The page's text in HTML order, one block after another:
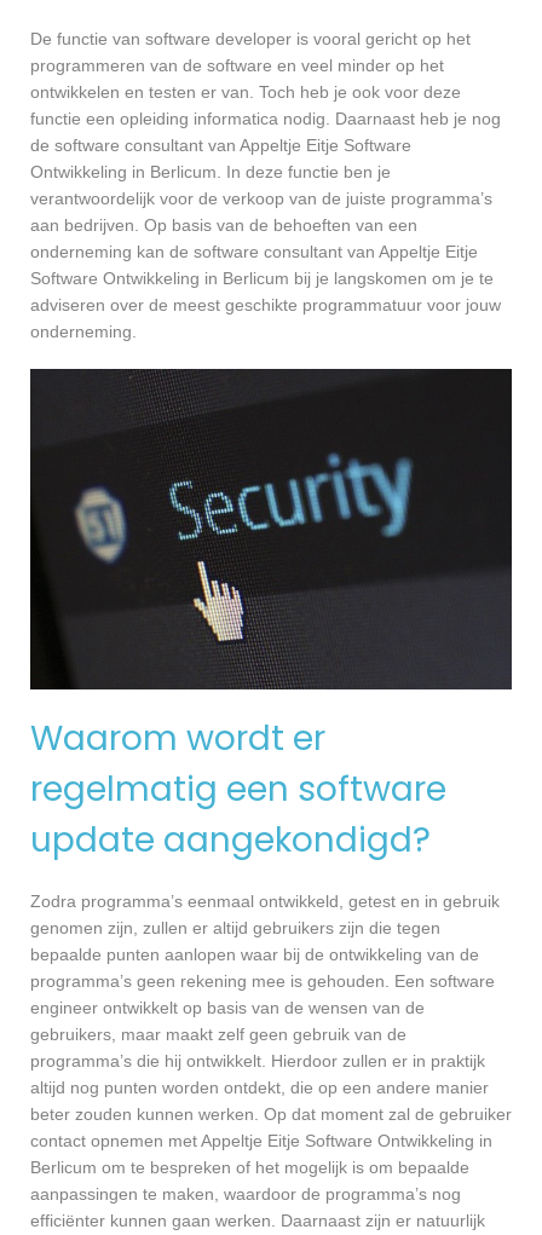
De functie van software developer is vooral gericht op het
programmeren van de software en veel minder op het
ontwikkelen en testen er van. Toch heb je ook voor deze
functie een opleiding informatica nodig. Daarnaast heb je nog
de software consultant van Appeltje Eitje Software
Ontwikkeling in Berlicum. In deze functie ben je
verantwoordelijk voor de verkoop van de juiste programma’s
aan bedrijven. Op basis van de behoeften van een
onderneming kan de software consultant van Appeltje Eitje
Software Ontwikkeling in Berlicum bij je langskomen om je te
adviseren over de meest geschikte programmatuur voor jouw
onderneming.
Waarom wordt er
regelmatig een software
update aangekondigd?
Zodra programma’s eenmaal ontwikkeld, getest en in gebruik
genomen zijn, zullen er altijd gebruikers zijn die tegen
bepaalde punten aanlopen waar bij de ontwikkeling van de
programma’s geen rekening mee is gehouden. Een software
engineer ontwikkelt op basis van de wensen van de
gebruikers, maar maakt zelf geen gebruik van de
programma’s die hij ontwikkelt. Hierdoor zullen er in praktijk
altijd nog punten worden ontdekt, die op een andere manier
beter zouden kunnen werken. Op dat moment zal de gebruiker
contact opnemen met Appeltje Eitje Software Ontwikkeling in
Berlicum om te bespreken of het mogelijk is om bepaalde
aanpassingen te maken, waardoor de programma’s nog
efficiënter kunnen gaan werken. Daarnaast zijn er natuurlijk